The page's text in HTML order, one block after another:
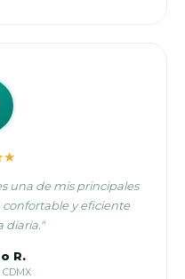
una de mis principales
y eficiente
diaria."
R.